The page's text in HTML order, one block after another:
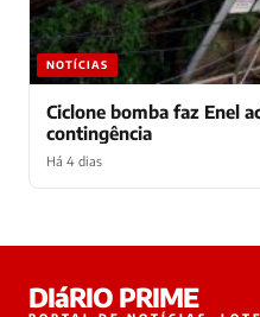
NOTÍCIAS
Ciclone bomba faz Enel
contingência
Há 4 dias
online
DIáRIO PRIME